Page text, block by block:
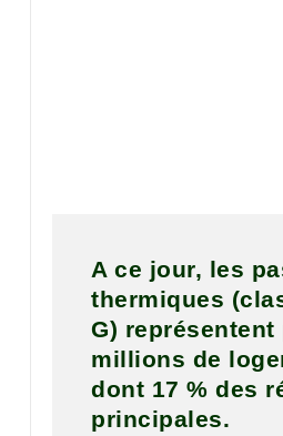
A ce jour, les
thermiques
G) représentent
millions de
dont 17 % des
principales.